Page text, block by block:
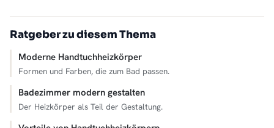
Ratgeber zu diesem Thema
Moderne Handtuchheizkörper
Formen und Farben, die zum Bad passen.
Badezimmer modern gestalten
Der Heizkörper als Teil der Gestaltung.